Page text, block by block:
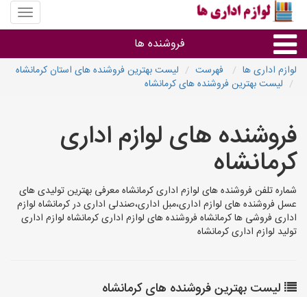
منوی
سایت
اداری
ها
فروشنده ها
گروه ها
استان ها
لوازم اداری ها فهرست
لیست بهترین فروشنده های استان کرمانشاه
لیست بهترین فروشنده های کرمانشاه
فروشنده های لوازم اداری
کرمانشاه
شماره تلفن فروشنده های لوازم اداری کرمانشاه معرفی بهترین تولیدی های
عسل فروشنده های لوازم اداری،مبل اداری،صندلی اداری در کرمانشاه لوازم
اداری فروشی ها کرمانشاه فروشنده های لوازم اداری کرمانشاه لوازم اداری
تولید لوازم اداری کرمانشاه
لیست بهترین فروشنده های کرمانشاه